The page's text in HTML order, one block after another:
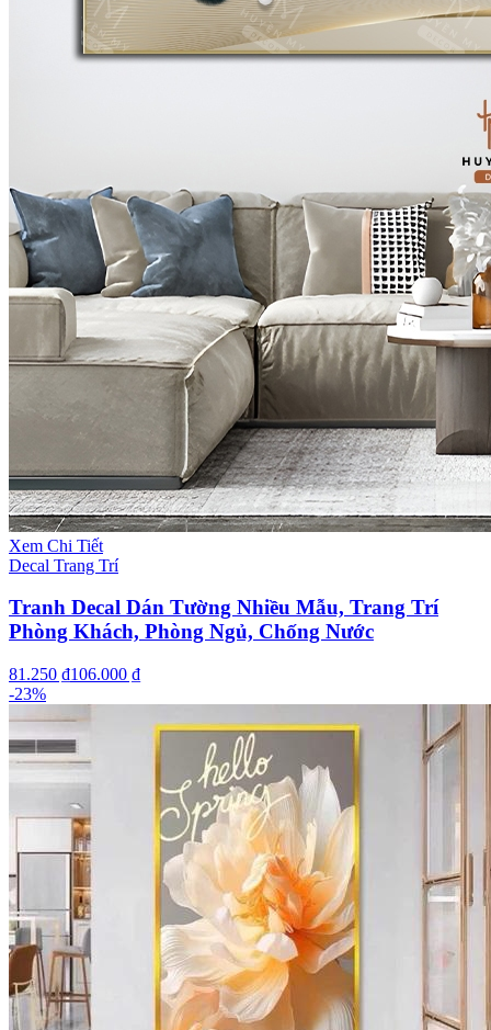
Xem Chi Tiết
Decal Trang Trí
Tranh Decal Dán Tường Nhiều Mẫu, Trang Trí
Phòng Khách, Phòng Ngủ, Chống Nước
81.250 ₫106.000 ₫
-23%